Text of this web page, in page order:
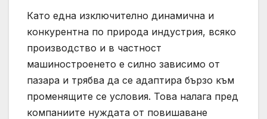
Като една изключително динамична и
конкурентна по природа индустрия, всяко
производство и в частност
машиностроенето е силно зависимо от
пазара и трябва да се адаптира бързо към
променящите се условия. Това налага пред
компаниите нуждата от повишаване